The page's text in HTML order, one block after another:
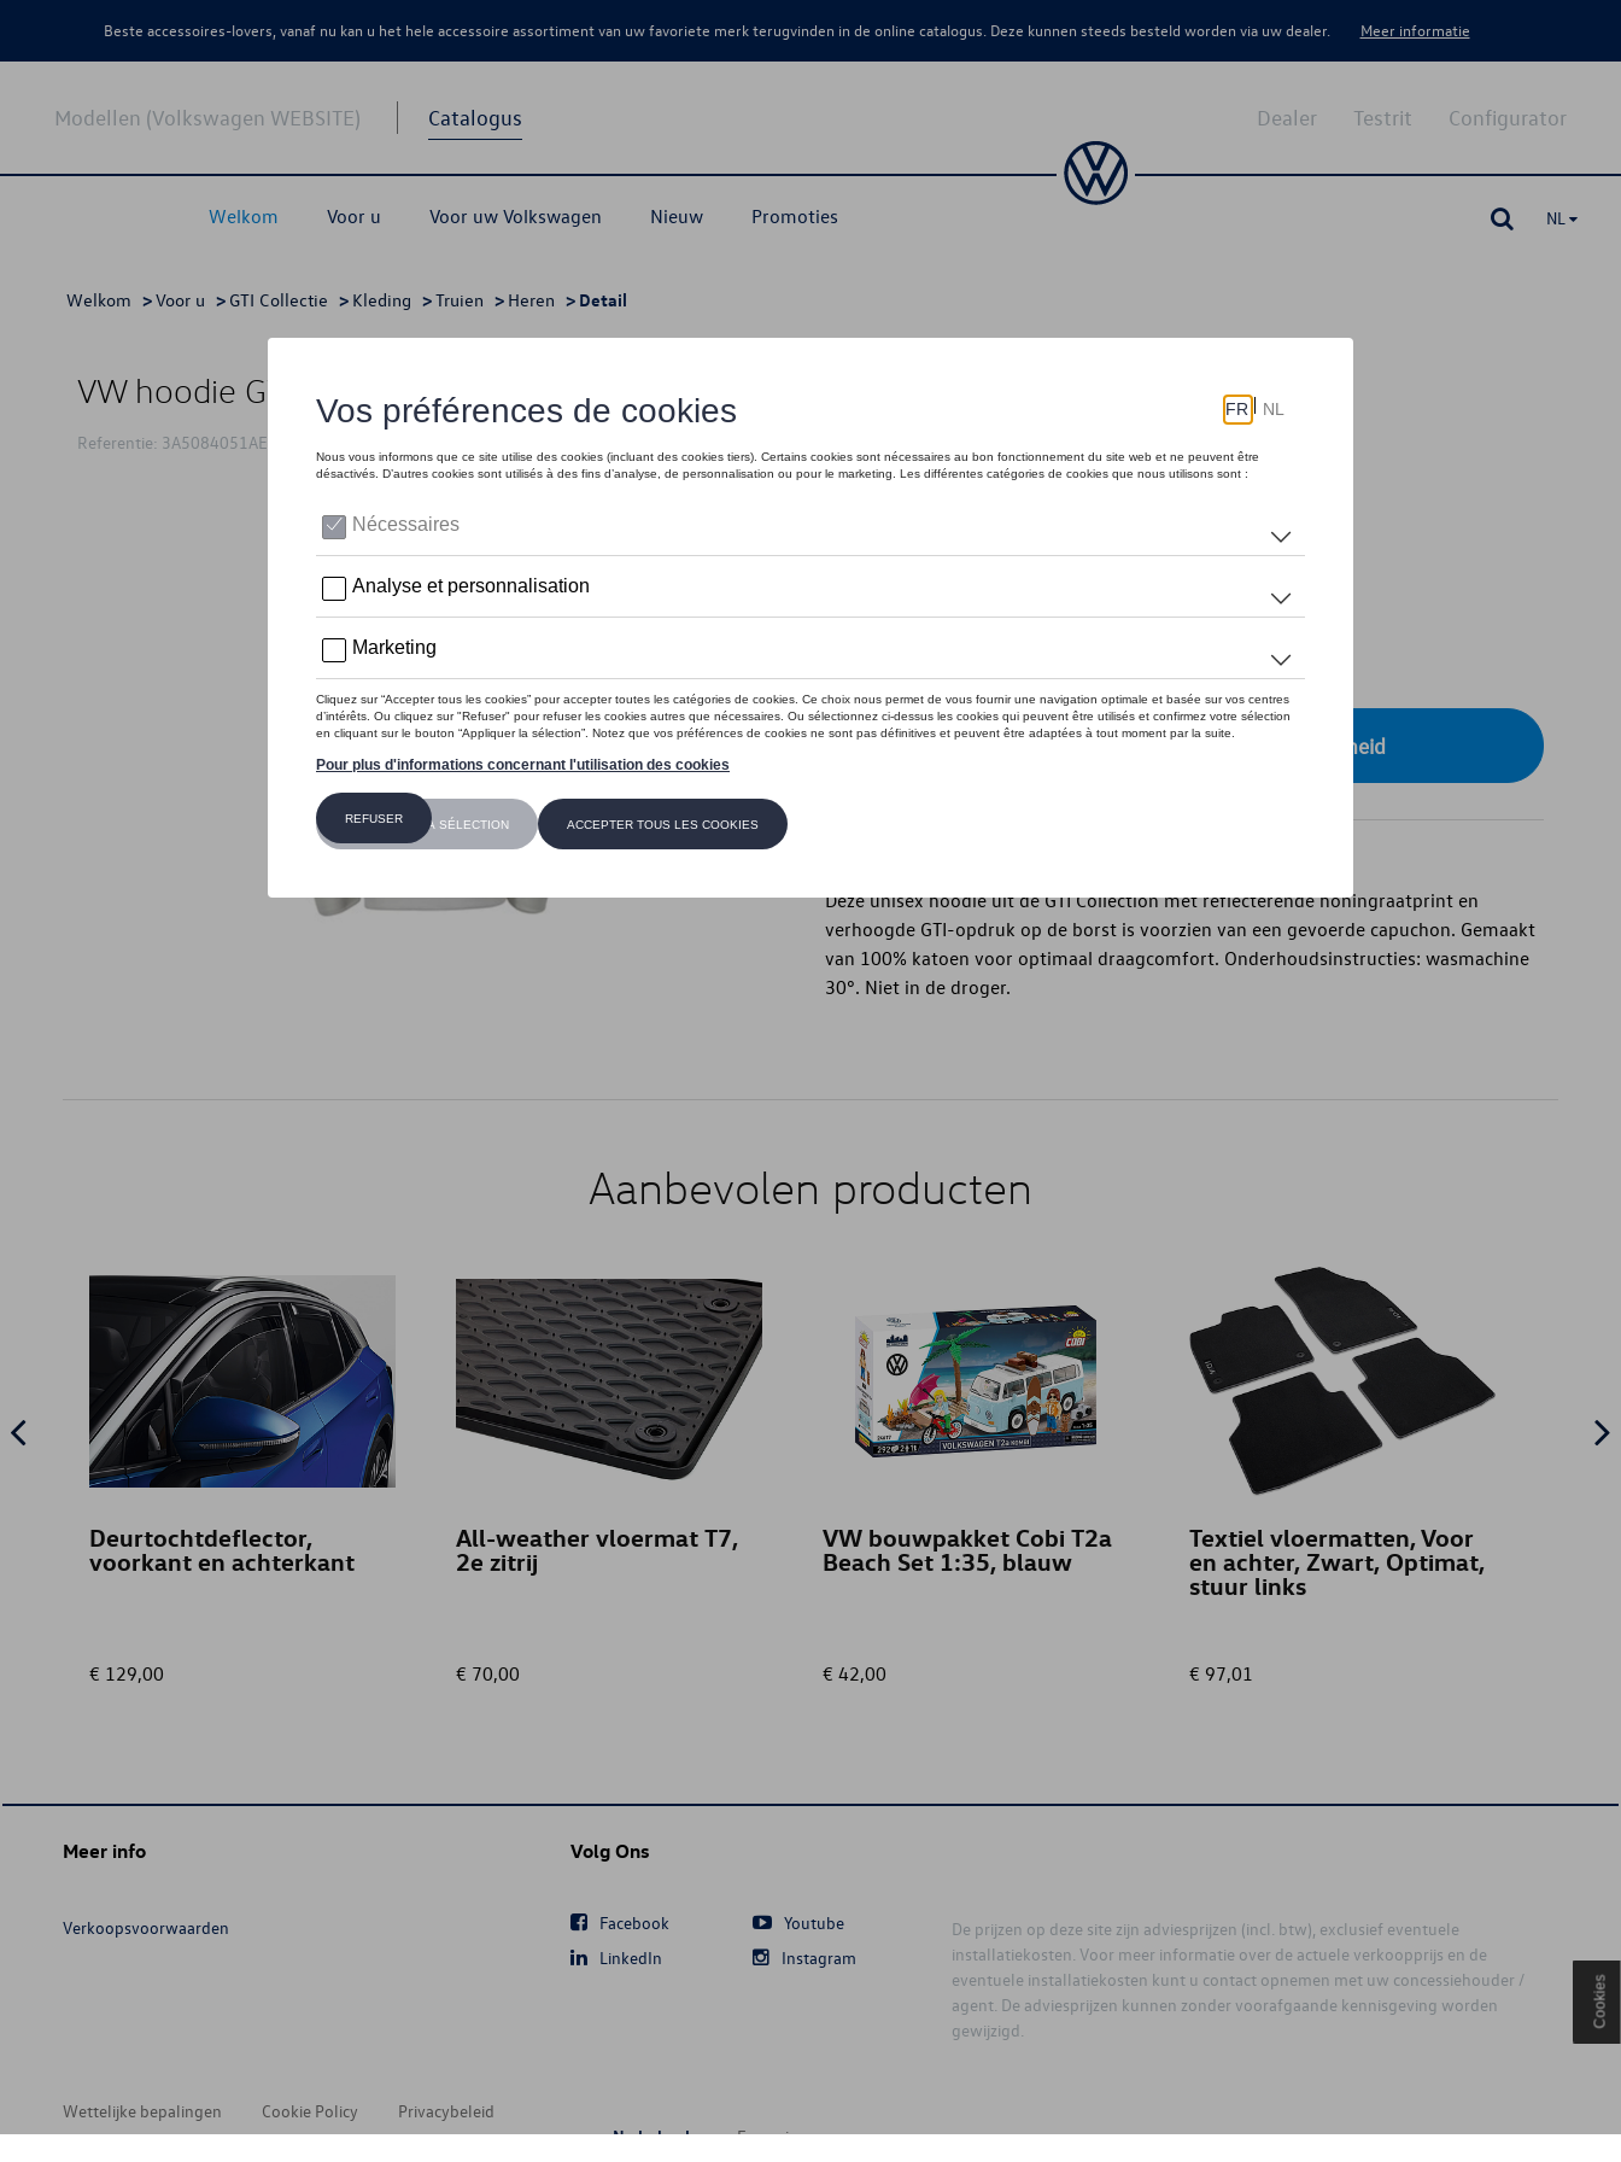
Beste accessoires-lovers, vanaf nu kan u het hele accessoire assortiment van uw favoriete merk terugvinden in de online catalogus. Deze kunnen steeds besteld worden via uw dealer. Meer informatie
Modellen (Volkswagen WEBSITE) Catalogus
Welkom Voor u Voor uw Volkswagen Nieuw Promoties
Configurator
Testrit
Dealer
NL
Welkom >Voor u > GTI Collectie > Kleding >Truien > Heren > Detail
VW hoodie GTI, wit
Referentie: 3A5084051AE54W
Dit product is momenteel niet op stock
Contacteer uw dealer voor beschikbaarheid
Deze unisex hoodie uit de GTI Collection met reflecterende honingraatprint en
verhoogde GTI-opdruk op de borst is voorzien van een gevoerde capuchon. Gemaakt
van 100% katoen voor optimaal draagcomfort. Onderhoudsinstructies: wasmachine
30°. Niet in de droger.
Aanbevolen producten
Deurtochtdeflector,
voorkant en achterkant
€ 129,00
All-weather vloermat T7,
2e zitrij
€ 70,00
VW bouwpakket Cobi T2a
Beach Set 1:35, blauw
€ 42,00
Textiel vloermatten, Voor
en achter, Zwart, Optimat,
stuur links
€ 97,01
Meer info
Verkoopsvoorwaarden
Volg Ons
Facebook
Youtube
LinkedIn
Instagram
De prijzen op deze site zijn adviesprijzen (incl. btw), exclusief eventuele
installatiekosten. Voor meer informatie over de actuele verkoopprijs en de
eventuele installatiekosten kunt u contact opnemen met uw concessiehouder /
agent. De adviesprijzen kunnen zonder voorafgaande kennisgeving worden
gewijzigd.
Wettelijke bepalingen Cookie Policy
Privacybeleid
Nederlands
Français
Cookies